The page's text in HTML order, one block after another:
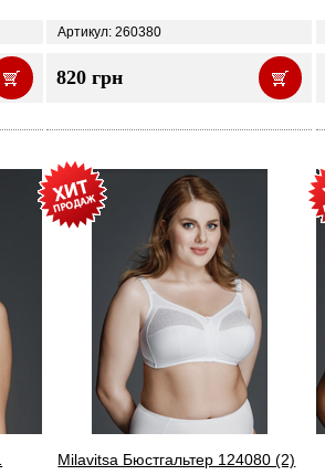
Артикул: 260380
820 грн
Milavitsa Бюстгальтер 124080 (2)